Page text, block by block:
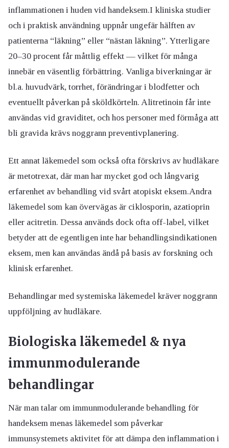
inflammationen i huden vid handeksem.I kliniska studier
och i praktisk användning uppnår ungefär hälften av
patienterna “läkning” eller “nästan läkning”. Ytterligare
20–30 procent får måttlig effekt — vilket för många
innebär en väsentlig förbättring. Vanliga biverkningar är
bl.a. huvudvärk, torrhet, förändringar i blodfetter och
eventuellt påverkan på sköldkörteln. Alitretinoin får inte
användas vid graviditet, och hos personer med förmåga att
bli gravida krävs noggrann preventivplanering.
Ett annat läkemedel som också ofta förskrivs av hudläkare
är metotrexat, där man har mycket god och långvarig
erfarenhet av behandling vid svårt atopiskt eksem.Andra
läkemedel som kan övervägas är ciklosporin, azatioprin
eller acitretin. Dessa används dock ofta off-label, vilket
betyder att de egentligen inte har behandlingsindikationen
eksem, men kan användas ändå på basis av forskning och
klinisk erfarenhet.
Behandlingar med systemiska läkemedel kräver noggrann
uppföljning av hudläkare.
Biologiska läkemedel & nya
immunmodulerande
behandlingar
När man talar om immunmodulerande behandling för
handeksem menas läkemedel som påverkar
immunsystemets aktivitet för att dämpa den inflammation i